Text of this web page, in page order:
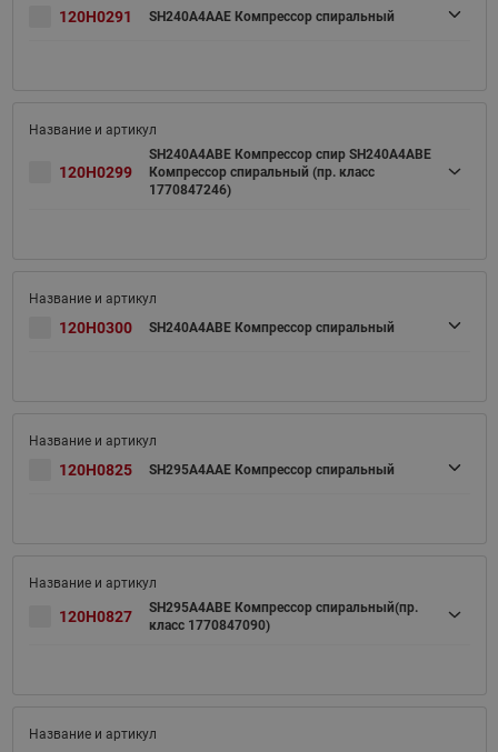
120H0291 SH240A4AAE Компрессор спиральный
120H0299
SH240A4ABE Компрессор спир SH240A4ABE
Компрессор спиральный (пр. класс
1770847246)
120H0300 SH240A4ABE Компрессор спиральный
120H0825 SH295A4AAE Компрессор спиральный
120H0827
SH295A4ABE Компрессор спиральный(пр.
класс 1770847090)